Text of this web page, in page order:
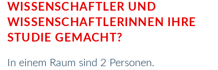
WISSENSCHAFTLER UND
WISSENSCHAFTLERINNEN IHRE
STUDIE GEMACHT?
In einem Raum sind 2 Personen.